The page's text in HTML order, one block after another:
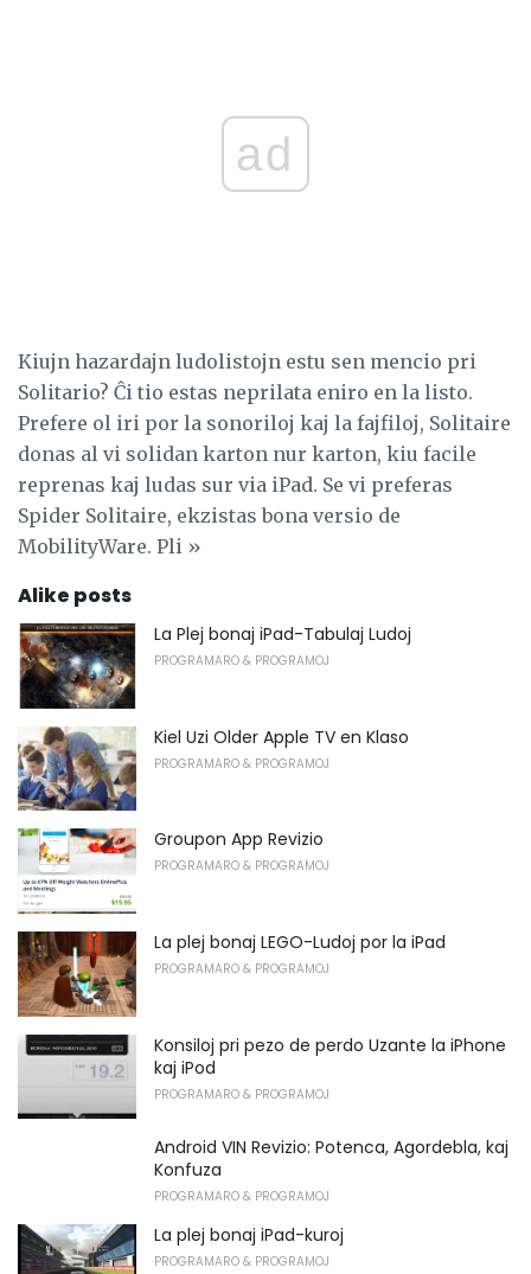
ad
Kiujn hazardajn ludolistojn estu sen mencio pri
Solitario? Ĉi tio estas neprilata eniro en la listo.
Prefere ol iri por la sonoriloj kaj la fajfiloj, Solitaire
donas al vi solidan karton nur karton, kiu facile
reprenas kaj ludas sur via iPad. Se vi preferas
Spider Solitaire, ekzistas bona versio de
MobilityWare. Pli »
Alike posts
La Plej bonaj iPad-Tabulaj Ludoj
PROGRAMARO & PROGRAMOJ
Kiel Uzi Older Apple TV en Klaso
PROGRAMARO & PROGRAMOJ
Groupon App Revizio
PROGRAMARO & PROGRAMOJ
La plej bonaj LEGO-Ludoj por la iPad
PROGRAMARO & PROGRAMOJ
Konsiloj pri pezo de perdo Uzante la iPhone
kaj iPod
PROGRAMARO & PROGRAMOJ
Android VIN Revizio: Potenca, Agordebla, kaj
Konfuza
PROGRAMARO & PROGRAMOJ
La plej bonaj iPad-kuroj
PROGRAMARO & PROGRAMOJ